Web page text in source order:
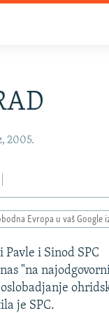
2005.
Evropa u vaš Google
i Sinod SPC
"na
je SPC.